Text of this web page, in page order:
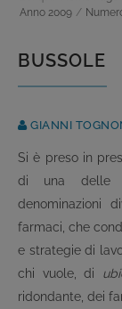
Anno 2009 /
BUSSOLE
GIANNI
Si è preso in
di una delle
denominazioni
farmaci, che
e strategie di
chi vuole, di
ridondante, dei